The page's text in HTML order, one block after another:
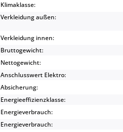
Klimaklasse:
Verkleidung außen:
Verkleidung innen:
Bruttogewicht:
Nettogewicht:
Anschlusswert Elektro:
Absicherung:
Energieeffizienzklasse:
Energieverbrauch:
Energieverbrauch: